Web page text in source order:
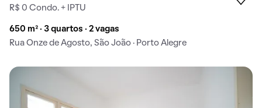
R$ 0 Condo. + IPTU
650 m² · 3 quartos · 2 vagas
Rua Onze de Agosto, São João · Porto Alegre